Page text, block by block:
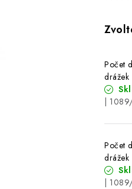
Počet
drážek
|
Počet
drážek
|